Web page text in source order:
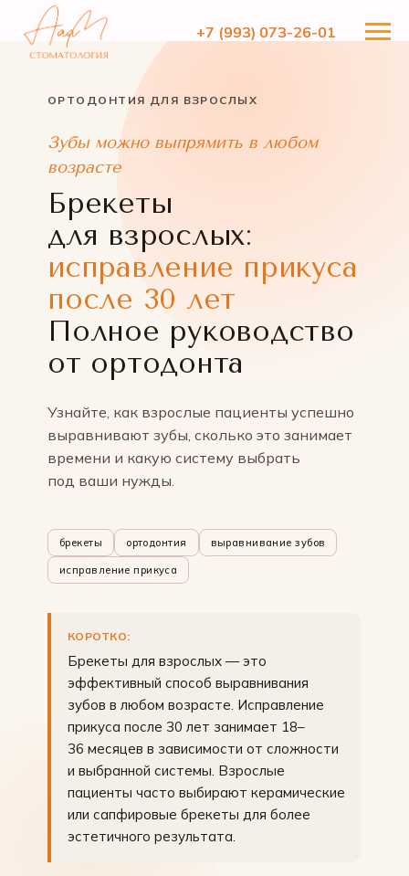
+7 (993) 073-26-01
+7 (993) 073-26-01
ОРТОДОНТИЯ ДЛЯ ВЗРОСЛЫХ
Зубы можно выпрямить в любом
возрасте
Брекеты
для взрослых:
исправление прикуса
после 30 лет
Полное руководство
от ортодонта
Узнайте, как взрослые пациенты успешно
выравнивают зубы, сколько это занимает
времени и какую систему выбрать
под ваши нужды.
брекеты ортодонтия выравнивание зубов
исправление прикуса
КОРОТКО:
Брекеты для взрослых — это
эффективный способ выравнивания
зубов в любом возрасте. Исправление
прикуса после 30 лет занимает 18–
36 месяцев в зависимости от сложности
и выбранной системы. Взрослые
пациенты часто выбирают керамические
или сапфировые брекеты для более
эстетичного результата.